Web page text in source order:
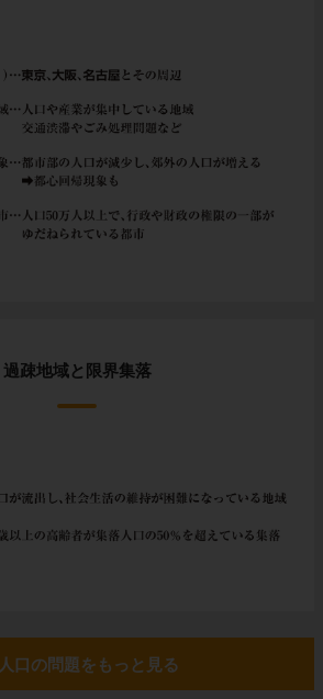
過疎地域と限界集落
人口の問題をもっと見る